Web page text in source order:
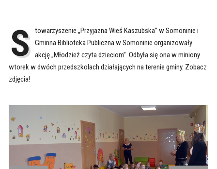
S towarzyszenie „Przyjazna Wieś Kaszubska” w Somoninie i
Gminna Biblioteka Publiczna w Somoninie organizowały
akcję „Młodzież czyta dzieciom”. Odbyła się ona w miniony
wtorek w dwóch przedszkolach działających na terenie gminy. Zobacz
zdjęcia!